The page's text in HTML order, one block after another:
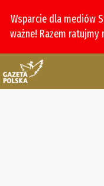
Wsparcie dla mediów
ważne! Razem ratujmy